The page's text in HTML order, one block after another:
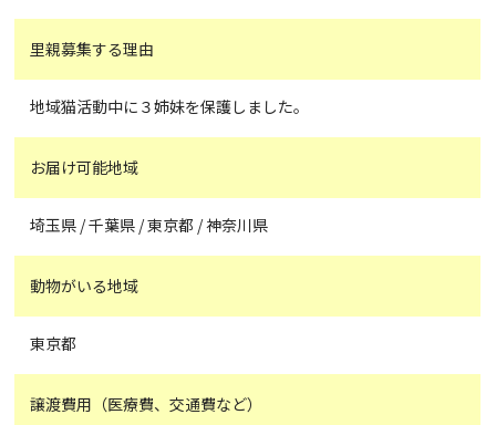
里親募集する理由
地域猫活動中に３姉妹を保護しました。
お届け可能地域
埼玉県 / 千葉県 / 東京都 / 神奈川県
動物がいる地域
東京都
譲渡費用（医療費、交通費など）